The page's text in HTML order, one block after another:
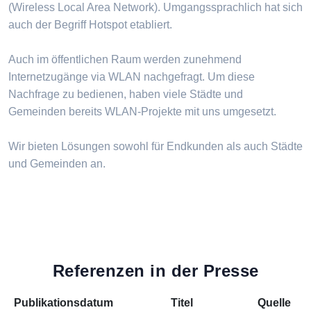
(Wireless Local Area Network). Umgangssprachlich hat sich
auch der Begriff Hotspot etabliert.
Auch im öffentlichen Raum werden zunehmend
Internetzugänge via WLAN nachgefragt. Um diese
Nachfrage zu bedienen, haben viele Städte und
Gemeinden bereits WLAN-Projekte mit uns umgesetzt.
Wir bieten Lösungen sowohl für Endkunden als auch Städte
und Gemeinden an.
Referenzen in der Presse
Publikationsdatum Titel Quelle